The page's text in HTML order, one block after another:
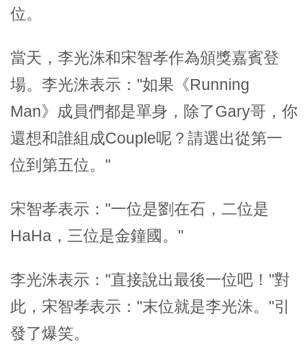
位。
當天，李光洙和宋智孝作為頒獎嘉賓登
場。李光洙表示："如果《Running
Man》成員們都是單身，除了Gary哥，你
還想和誰組成Couple呢？請選出從第一
位到第五位。"
宋智孝表示："一位是劉在石，二位是
HaHa，三位是金鐘國。"
李光洙表示："直接說出最後一位吧！"對
此，宋智孝表示："末位就是李光洙。"引
發了爆笑。